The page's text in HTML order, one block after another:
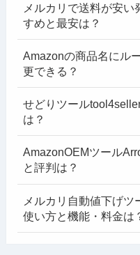
メルカリで送料が安
すめと最安は？
Amazonの商品名にル
更できる？
せどりツール
は？
AmazonOEMツール
と評判は？
メルカリ自動値下げ
使い方と機能・料金は